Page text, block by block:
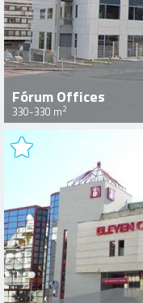
Fórum Offices
330-330 m2